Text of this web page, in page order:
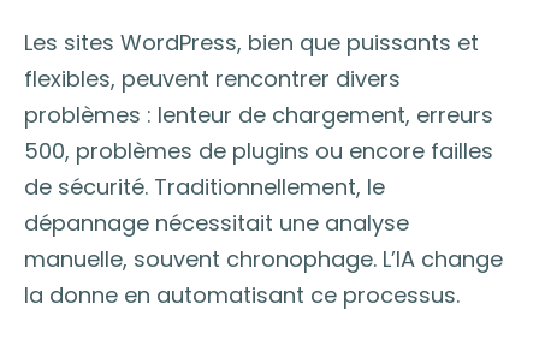
Les sites WordPress, bien que puissants et
flexibles, peuvent rencontrer divers
problèmes : lenteur de chargement, erreurs
500, problèmes de plugins ou encore failles
de sécurité. Traditionnellement, le
dépannage nécessitait une analyse
manuelle, souvent chronophage. L’IA change
la donne en automatisant ce processus.